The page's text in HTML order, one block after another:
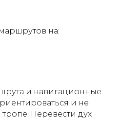
на:
и навигационные
и не
тропе. Перевести дух